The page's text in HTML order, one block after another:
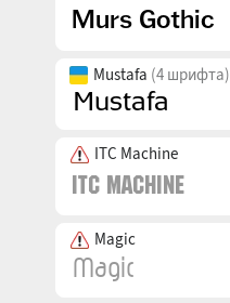
Mustafa (4 шрифта)
ITC Machine
Magic